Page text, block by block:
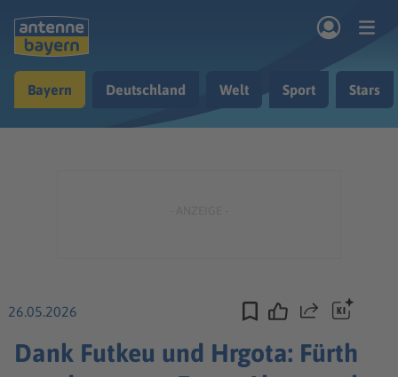
Musik & Radio
Bayern Deutschland Welt Sport Stars
26.05.2026 Teilen
Dank Futkeu und Hrgota: Fürth